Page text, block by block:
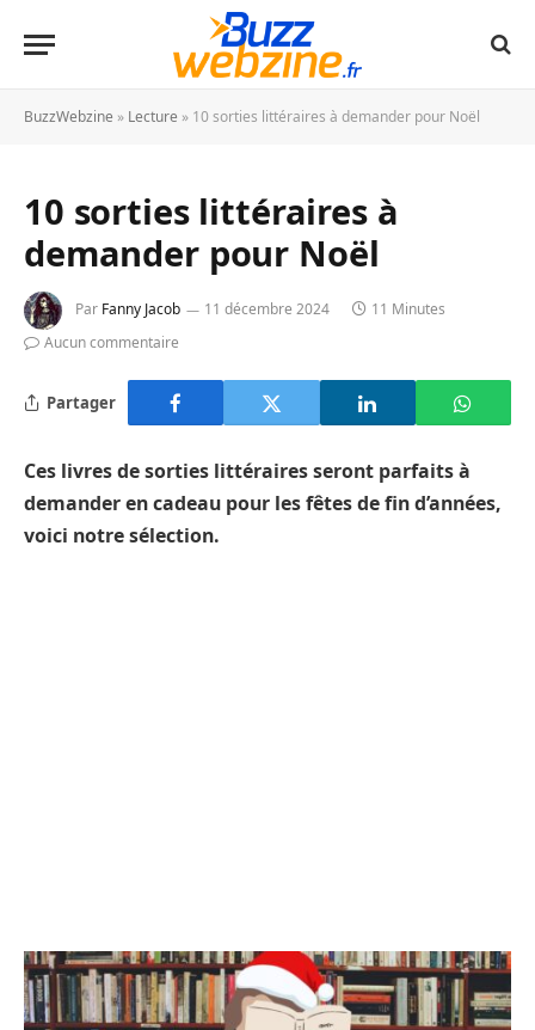
BuzzWebzine » Lecture » 10 sorties littéraires à demander pour Noël
10 sorties littéraires à
demander pour Noël
Par Fanny Jacob 11 décembre 2024
11 Minutes
Aucun commentaire
Partager
Ces livres de sorties littéraires seront parfaits à
demander en cadeau pour les fêtes de fin d’années,
voici notre sélection.